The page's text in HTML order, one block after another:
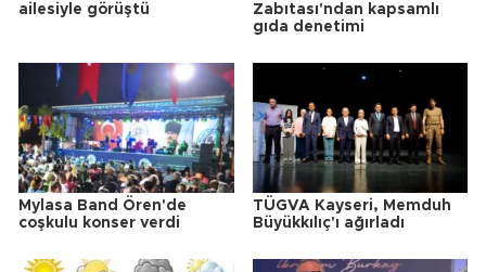
ailesiyle görüştü
Zabıtası'ndan kapsamlı
gıda denetimi
Mylasa Band Ören'de
coşkulu konser verdi
TÜGVA Kayseri, Memduh
Büyükkılıç'ı ağırladı